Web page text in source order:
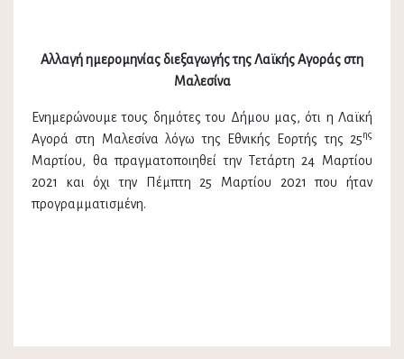
Αλλαγή ημερομηνίας διεξαγωγής της Λαϊκής Αγοράς στη
Μαλεσίνα
Ενημερώνουμε τους δημότες του Δήμου μας, ότι η Λαϊκή
Αγορά στη Μαλεσίνα λόγω της Εθνικής Εορτής της 25ης
Μαρτίου, θα πραγματοποιηθεί την Τετάρτη 24 Μαρτίου
2021 και όχι την Πέμπτη 25 Μαρτίου 2021 που ήταν
προγραμματισμένη.